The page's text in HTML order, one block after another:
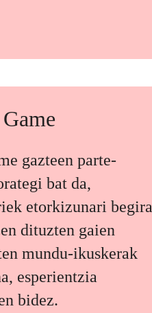
gazteen parte-
bat da,
etorkizunari begira
dituzten gaien
mundu-ikuskerak
esperientzia
bidez.